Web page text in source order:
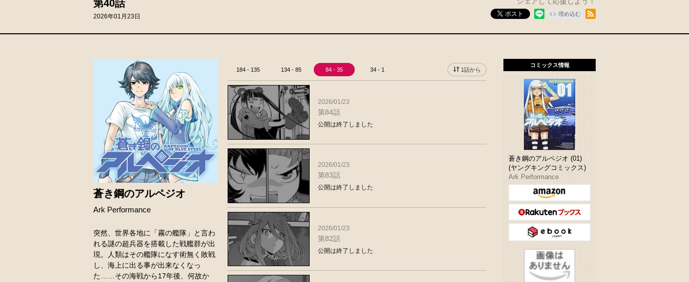
第40話
2026年01月23日 ポスト 埋め込む
蒼き鋼のアルペジオ
Ark Performance
突然、世界各地に「霧の艦隊」と言わ
れる謎の超兵器を搭載した戦艦群が出
現。人類はその艦隊になす術無く敗戦
し、海上に出る事が出来なくなっ
た……その海戦から17年後、何故か
184 - 135 134 - 85 84 - 35 34 - 1 1話から
2026/01/23
第84話
公開は終了しました
2026/01/23
第83話
公開は終了しました
2026/01/23
第82話
公開は終了しました
コミックス情報
蒼き鋼のアルペジオ (01)
(ヤングキングコミックス)
Ark Performance